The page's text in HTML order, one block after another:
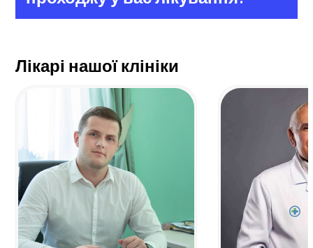
Лікарі нашої клініки